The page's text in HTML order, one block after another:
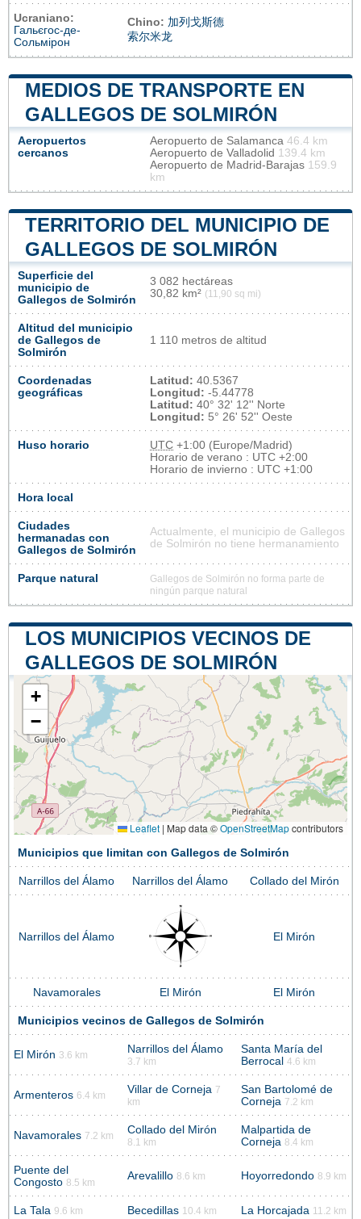
Ucraniano:
Гальєгос-де-
Сольмірон
Chino: 加列戈斯德
索尔米龙
MEDIOS DE TRANSPORTE EN
GALLEGOS DE SOLMIRÓN
Aeropuertos
cercanos
Aeropuerto de Salamanca 46.4 km
Aeropuerto de Valladolid 139.4 km
Aeropuerto de Madrid-Barajas 159.9
km
TERRITORIO DEL MUNICIPIO DE
GALLEGOS DE SOLMIRÓN
Superficie del
municipio de
Gallegos de Solmirón
3 082 hectáreas
30,82 km² (11,90 sq mi)
Altitud del municipio
de Gallegos de
Solmirón
1 110 metros de altitud
Coordenadas
geográficas
Latitud: 40.5367
Longitud: -5.44778
Latitud: 40° 32' 12'' Norte
Longitud: 5° 26' 52'' Oeste
Huso horario UTC +1:00 (Europe/Madrid)
Horario de verano : UTC +2:00
Horario de invierno : UTC +1:00
Hora local
Ciudades
hermanadas con
Gallegos de Solmirón
Actualmente, el municipio de Gallegos
de Solmirón no tiene hermanamiento
Parque natural
Gallegos de Solmirón no forma parte de
ningún parque natural
LOS MUNICIPIOS VECINOS DE
GALLEGOS DE SOLMIRÓN
+
−
Leaflet | Map data ©OpenStreetMapcontributors
Municipios que limitan con Gallegos de Solmirón
Narrillos del Álamo Narrillos del Álamo Collado del Mirón
Narrillos del Álamo El Mirón
Navamorales El Mirón El Mirón
Municipios vecinos de Gallegos de Solmirón
El Mirón 3.6 km Narrillos del Álamo
3.7 km
Santa María del
Berrocal 4.6 km
Armenteros 6.4 km Villar de Corneja 7
km
San Bartolomé de
Corneja 7.2 km
Navamorales 7.2 km Collado del Mirón
8.1 km
Malpartida de
Corneja 8.4 km
Puente del
Congosto 8.5 km
Arevalillo 8.6 km Hoyorredondo 8.9 km
La Tala 9.6 km Becedillas 10.4 km La Horcajada 11.2 km